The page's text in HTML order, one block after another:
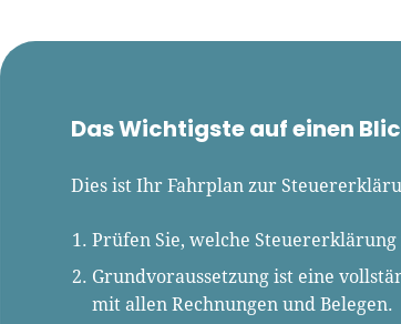
René Klein
Seit 2010 ist René als Gründer von
Für-Gründer.de Teil der deutschen
Gründerlandschaft. Seine Mission:
Gründerinnen und Gründern
praxisnahe Inhalte und echte
Insights an die Hand zu geben. Das
tut er als Chefredakteur, Podcast-
Das Wichtigste auf einen
Dies ist Ihr Fahrplan zur
Prüfen Sie, welche
Grundvoraussetzung ist eine
mit allen Rechnungen und Belegen.